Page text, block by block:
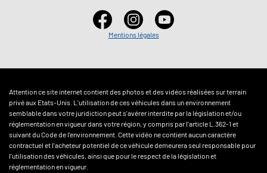
Mentions légales
Attention ce site internet contient des photos et des vidéos réalisées sur terrain
privé aux Etats-Unis. L'utilisation de ces véhicules dans un environnement
semblable dans votre juridiction peut s'avérer interdite par la législation et/ou
réglementation en vigueur dans votre région, y compris par l'article L.362-1 et
suivant du Code de l'environnement. Cette vidéo ne contient aucun caractère
contractuel et l'acheteur potentiel de ce véhicule demeurera seul responsable pour
l'utilisation des véhicules, ainsi que pour le respect de la législation et
réglementation en vigueur.